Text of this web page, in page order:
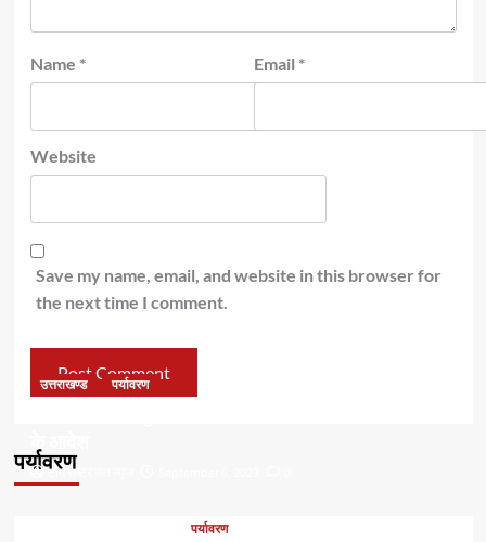
Name * Email *
Website
Save my name, email, and website in this browser for
the next time I comment.
पर्यावरण
उत्तराखण्ड पर्यावरण
के आदेश
टीम राष्ट्र संत न्यूज
पर्यावरण